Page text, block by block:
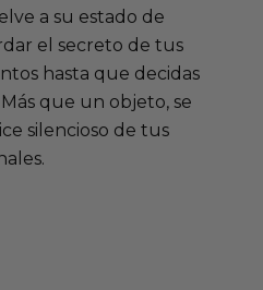
a su estado de
el secreto de tus
hasta que decidas
que un objeto, se
silencioso de tus